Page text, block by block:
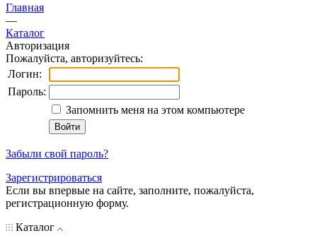
Главная
—
Каталог
Авторизация
Пожалуйста, авторизуйтесь:
Логин:
Пароль:
Запомнить меня на этом компьютере
Забыли свой пароль?
Зарегистрироваться
Если вы впервые на сайте, заполните, пожалуйста,
регистрационную форму.
Каталог